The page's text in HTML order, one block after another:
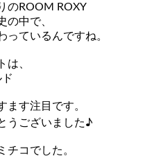
のROOM ROXY
の中で、
っているんですね。
は、
ます注目です。
うございました♪
チコでした。